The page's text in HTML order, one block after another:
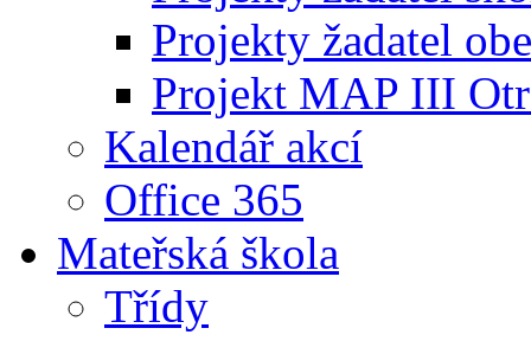
Projekty žadatel
Projekt MAP III
Kalendář akcí
Office 365
Mateřská škola
Třídy